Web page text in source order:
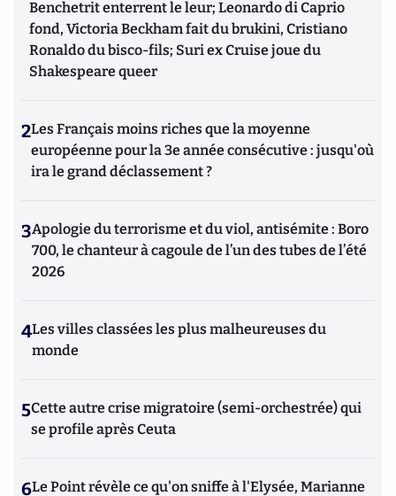
Benchetrit enterrent le leur; Leonardo di Caprio
fond, Victoria Beckham fait du brukini, Cristiano
Ronaldo du bisco-fils; Suri ex Cruise joue du
Shakespeare queer
2Les Français moins riches que la moyenne
européenne pour la 3e année consécutive : jusqu'où
ira le grand déclassement ?
3Apologie du terrorisme et du viol, antisémite : Boro
700, le chanteur à cagoule de l’un des tubes de l’été
2026
4Les villes classées les plus malheureuses du
monde
5Cette autre crise migratoire (semi-orchestrée) qui
se profile après Ceuta
6Le Point révèle ce qu'on sniffe à l'Elysée, Marianne